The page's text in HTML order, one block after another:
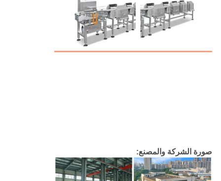
صورة الشركة والمصنع: